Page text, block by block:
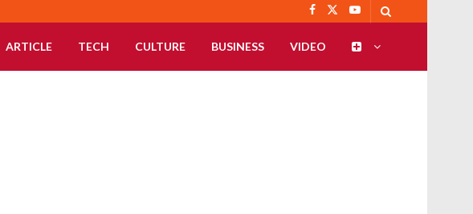
ARTICLE TECH CULTURE BUSINESS VIDEO